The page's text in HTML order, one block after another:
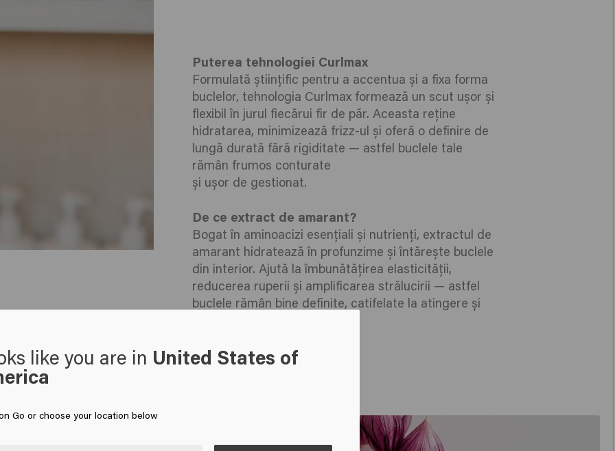
Puterea tehnologiei Curlmax
Formulată științific pentru a accentua și a fixa forma
buclelor, tehnologia Curlmax formează un scut ușor și
flexibil în jurul fiecărui fir de păr. Aceasta reține
hidratarea, minimizează frizz-ul și oferă o definire de
lungă durată fără rigiditate — astfel buclele tale
rămân frumos conturate
și ușor de gestionat.
De ce extract de amarant?
Bogat în aminoacizi esențiali și nutrienți, extractul de
amarant hidratează în profunzime și întărește buclele
din interior. Ajută la îmbunătățirea elasticității,
reducerea ruperii și amplificarea strălucirii — astfel
buclele rămân bine definite, catifelate la atingere și
like you are in United States of
Go or choose your location below